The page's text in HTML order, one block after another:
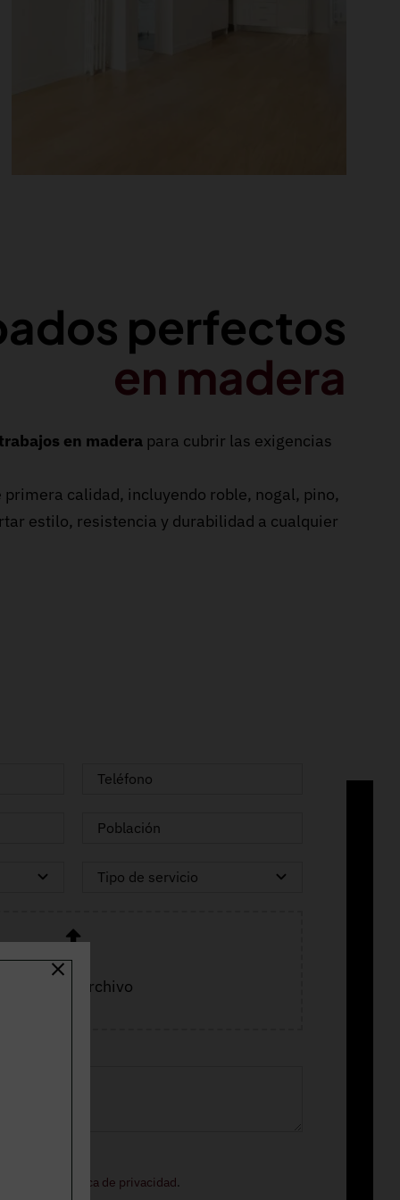
perfectos
en madera
en madera para cubrir las exigencias
calidad, incluyendo roble, nogal, pino,
estilo, resistencia y durabilidad a cualquier
Adjuntar archivo
política de privacidad.